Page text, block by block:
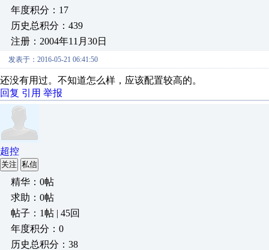
年度积分：17
历史总积分：439
注册：2004年11月30日
发表于：2016-05-21 06:41:50
还没有用过。不知道怎么样，应该配置较高的。
回复 引用 举报
超控
关注 私信
精华：0帖
求助：0帖
帖子：1帖 | 45回
年度积分：0
历史总积分：38